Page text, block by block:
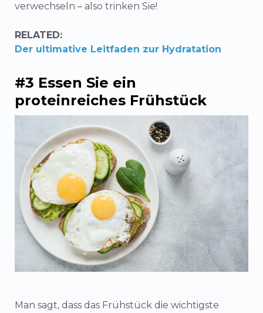
verwechseln – also trinken Sie!
RELATED:
Der ultimative Leitfaden zur Hydratation
#3 Essen Sie ein
proteinreiches Frühstück
Man sagt, dass das Frühstück die wichtigste